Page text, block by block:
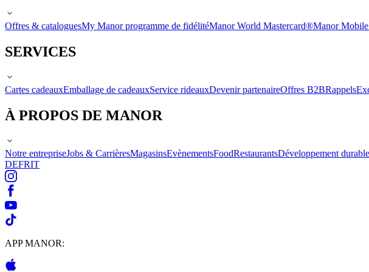
Offres & cataloguesMy Manor programme de fidélitéManor World Mastercard®Manor
SERVICES
Cartes cadeauxEmballage de cadeauxService rideauxDevenir partenaireOffres B2BRappels
À PROPOS DE MANOR
Notre entrepriseJobs & CarrièresMagasinsEvènementsFoodRestaurantsDéveloppement durable
DEFRIT
APP MANOR: